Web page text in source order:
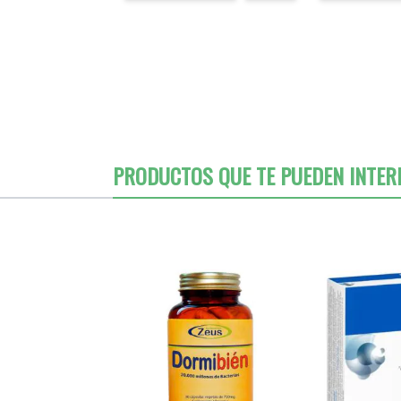
PRODUCTOS QUE TE PUEDEN